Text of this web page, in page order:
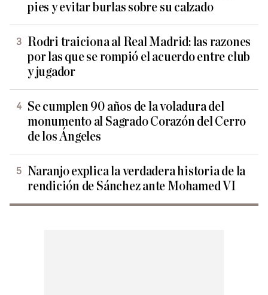
pies y evitar burlas sobre su calzado
Rodri traiciona al Real Madrid: las razones
por las que se rompió el acuerdo entre club
y jugador
Se cumplen 90 años de la voladura del
monumento al Sagrado Corazón del Cerro
de los Ángeles
Naranjo explica la verdadera historia de la
rendición de Sánchez ante Mohamed VI